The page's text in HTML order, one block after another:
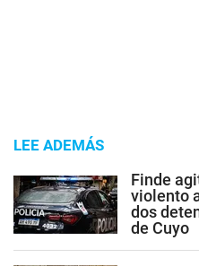
LEE ADEMÁS
Finde
violento
dos
de Cuyo